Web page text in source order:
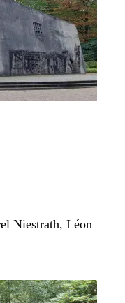
Niestrath, Léon